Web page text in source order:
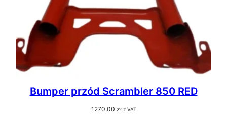
Bumper przód Scrambler 850 RED
1270,00 zł z VAT